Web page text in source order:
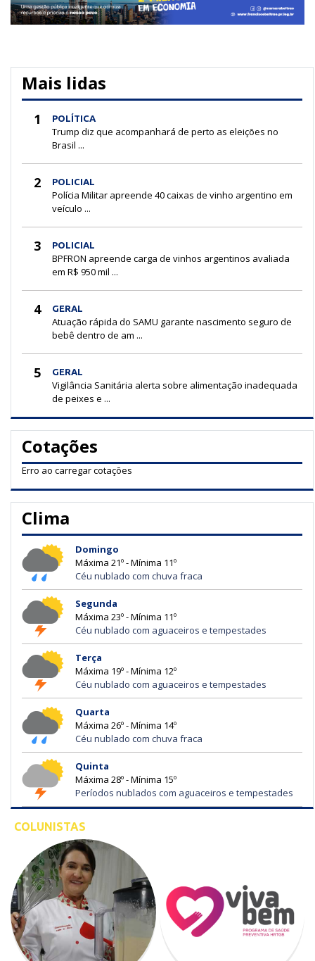
Mais lidas
1 POLÍTICA
Trump diz que acompanhará de perto as eleições no
Brasil ...
2 POLICIAL
Polícia Militar apreende 40 caixas de vinho argentino em
veículo ...
3 POLICIAL
BPFRON apreende carga de vinhos argentinos avaliada
em R$ 950 mil ...
4 GERAL
Atuação rápida do SAMU garante nascimento seguro de
bebê dentro de am ...
5 GERAL
Vigilância Sanitária alerta sobre alimentação inadequada
de peixes e ...
Cotações
Erro ao carregar cotações
Clima
Domingo
Máxima 21º - Mínima 11º
Céu nublado com chuva fraca
Segunda
Máxima 23º - Mínima 11º
Céu nublado com aguaceiros e tempestades
Terça
Máxima 19º - Mínima 12º
Céu nublado com aguaceiros e tempestades
Quarta
Máxima 26º - Mínima 14º
Céu nublado com chuva fraca
Quinta
Máxima 28º - Mínima 15º
Períodos nublados com aguaceiros e tempestades
COLUNISTAS